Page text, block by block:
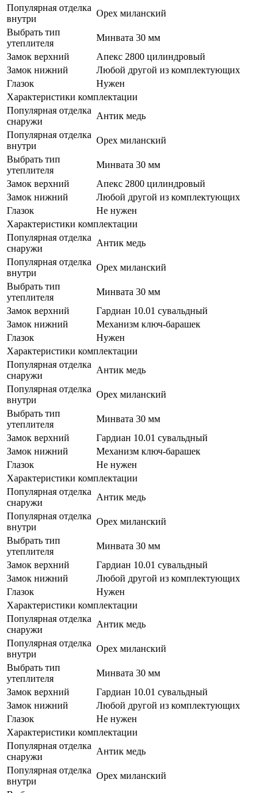
Популярная отделка
внутри
Орех миланский
Выбрать тип
утеплителя
Минвата 30 мм
Замок верхний
Апекс 2800 цилиндровый
Замок нижний
Любой другой из комплектующих
Глазок
Нужен
Характеристики комплектации
Популярная отделка
снаружи
Антик медь
Популярная отделка
внутри
Орех миланский
Выбрать тип
утеплителя
Минвата 30 мм
Замок верхний
Апекс 2800 цилиндровый
Замок нижний
Любой другой из комплектующих
Глазок
Не нужен
Характеристики комплектации
Популярная отделка
снаружи
Антик медь
Популярная отделка
внутри
Орех миланский
Выбрать тип
утеплителя
Минвата 30 мм
Замок верхний
Гардиан 10.01 сувальдный
Замок нижний
Механизм ключ-барашек
Глазок
Нужен
Характеристики комплектации
Популярная отделка
снаружи
Антик медь
Популярная отделка
внутри
Орех миланский
Выбрать тип
утеплителя
Минвата 30 мм
Замок верхний
Гардиан 10.01 сувальдный
Замок нижний
Механизм ключ-барашек
Глазок
Не нужен
Характеристики комплектации
Популярная отделка
снаружи
Антик медь
Популярная отделка
внутри
Орех миланский
Выбрать тип
утеплителя
Минвата 30 мм
Замок верхний
Гардиан 10.01 сувальдный
Замок нижний
Любой другой из комплектующих
Глазок
Нужен
Характеристики комплектации
Популярная отделка
снаружи
Антик медь
Популярная отделка
внутри
Орех миланский
Выбрать тип
утеплителя
Минвата 30 мм
Замок верхний
Гардиан 10.01 сувальдный
Замок нижний
Любой другой из комплектующих
Глазок
Не нужен
Характеристики комплектации
Популярная отделка
снаружи
Антик медь
Популярная отделка
внутри
Орех миланский